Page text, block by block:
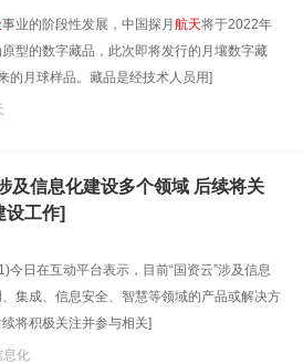
事业的阶段性发展，中国探月航天将于2022年
型的数字藏品，此次即将发行的月壤数字藏
的月球样品。藏品是经技术人员用]
及信息化建设多个领域 后续将关
设工作]
今日在互动平台表示，目前“国资云”涉及信息
集成、信息安全、智慧等领域的产品或解决方
将积极关注并参与相关]
息化